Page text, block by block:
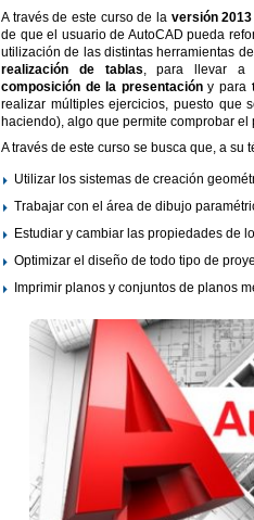
A través de este curso de la versión 2013
de que el usuario de AutoCAD pueda
utilización de las distintas herramientas
realización de tablas, para llevar a
composición de la presentacióny para
realizar múltiples ejercicios, puesto que
haciendo), algo que permite comprobar
A través de este curso se busca que, a
Utilizar los sistemas de creación
Trabajar con el área de dibujo
Estudiar y cambiar las propiedades de
Optimizar el diseño de todo tipo de
Imprimir planos y conjuntos de planos